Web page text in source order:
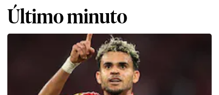
Último minuto